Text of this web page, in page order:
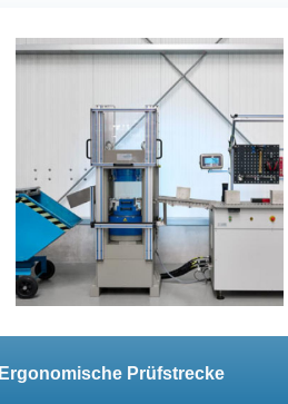
Ergonomische Prüfstrecke